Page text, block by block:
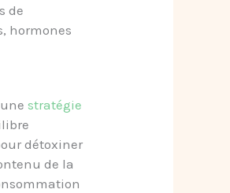
de
hormones
stratégie
détoxiner
de la